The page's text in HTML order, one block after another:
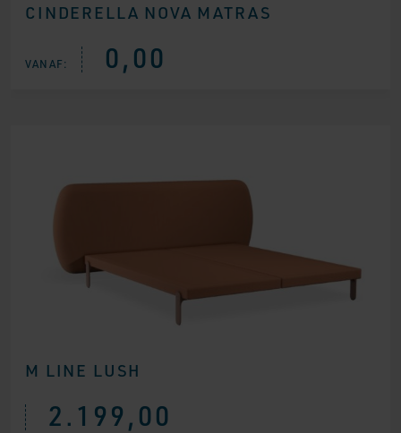
CINDERELLA NOVA MATRAS
VANAF: 0,00
M LINE LUSH
2.199,00